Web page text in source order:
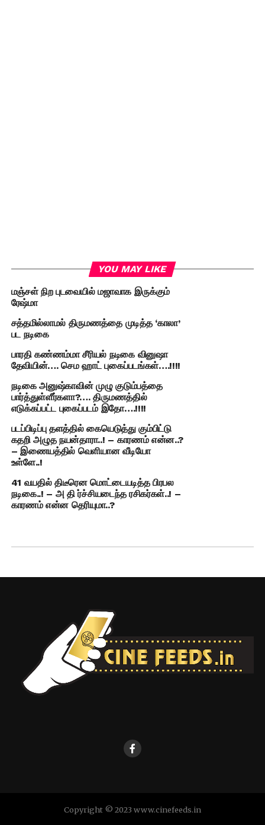
YOU MAY LIKE
மஞ்சள் நிற புடவையில் மஜாவாக இருக்கும்
ரேஷ்மா
சத்தமில்லாமல் திருமணத்தை முடித்த ‘காலா’
பட நடிகை
பாரதி கண்ணம்மா சீரியல் நடிகை வினுஷா
தேவியின்…. செம ஹாட் புகைப்படங்கள்….!!!!
நடிகை அனுஷ்காவின் முழு குடும்பத்தை
பார்த்துள்ளீர்களா?…. திருமணத்தில்
எடுக்கப்பட்ட புகைப்படம் இதோ….!!!!
படப்பிடிப்பு தளத்தில் கையெடுத்து கும்பிட்டு
கதறி அழுத நயன்தாரா..! – காரணம் என்ன..?
– இணையத்தில் வெளியான வீடியோ
உள்ளே..!
41 வயதில் திடீரென மொட்டையடித்த பிரபல
நடிகை..! – அ தி ர்ச்சியடைந்த ரசிகர்கள்..! –
காரணம் என்ன தெரியுமா..?
Copyright © 2023 www.cinefeeds.in